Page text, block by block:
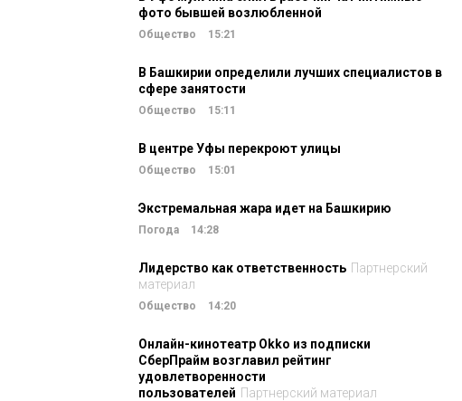
фото бывшей возлюбленной
Общество 15:21
В Башкирии определили лучших специалистов в
сфере занятости
Общество 15:11
В центре Уфы перекроют улицы
Общество 15:01
Экстремальная жара идет на Башкирию
Погода 14:28
Лидерство как ответственность Партнерский
материал
Общество 14:20
Онлайн-кинотеатр Okko из подписки
СберПрайм возглавил рейтинг
удовлетворенности
пользователей Партнерский материал